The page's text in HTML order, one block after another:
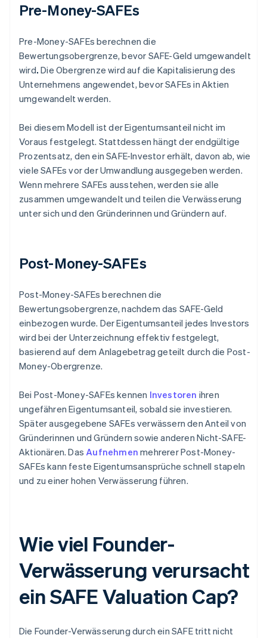
Pre-Money-SAFEs
Pre-Money-SAFEs berechnen die
Bewertungsobergrenze, bevor SAFE-Geld umgewandelt
wird. Die Obergrenze wird auf die Kapitalisierung des
Unternehmens angewendet, bevor SAFEs in Aktien
umgewandelt werden.
Bei diesem Modell ist der Eigentumsanteil nicht im
Voraus festgelegt. Stattdessen hängt der endgültige
Prozentsatz, den ein SAFE-Investor erhält, davon ab, wie
viele SAFEs vor der Umwandlung ausgegeben werden.
Wenn mehrere SAFEs ausstehen, werden sie alle
zusammen umgewandelt und teilen die Verwässerung
unter sich und den Gründerinnen und Gründern auf.
Post-Money-SAFEs
Post-Money-SAFEs berechnen die
Bewertungsobergrenze, nachdem das SAFE-Geld
einbezogen wurde. Der Eigentumsanteil jedes Investors
wird bei der Unterzeichnung effektiv festgelegt,
basierend auf dem Anlagebetrag geteilt durch die Post-
Money-Obergrenze.
Bei Post-Money-SAFEs kennen Investoren ihren
ungefähren Eigentumsanteil, sobald sie investieren.
Später ausgegebene SAFEs verwässern den Anteil von
Gründerinnen und Gründern sowie anderen Nicht-SAFE-
Aktionären. DasAufnehmen mehrerer Post-Money-
SAFEs kann feste Eigentumsansprüche schnell stapeln
und zu einer hohen Verwässerung führen.
Wie viel Founder-
Verwässerung verursacht
ein SAFE Valuation Cap?
Die Founder-Verwässerung durch ein SAFE tritt nicht